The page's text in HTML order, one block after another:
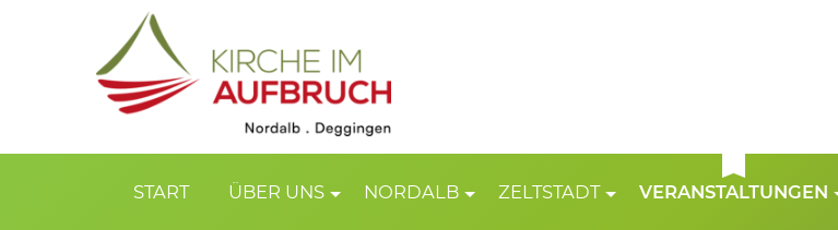
START ÜBER UNS NORDALB ZELTSTADT VERANSTALTUNGEN